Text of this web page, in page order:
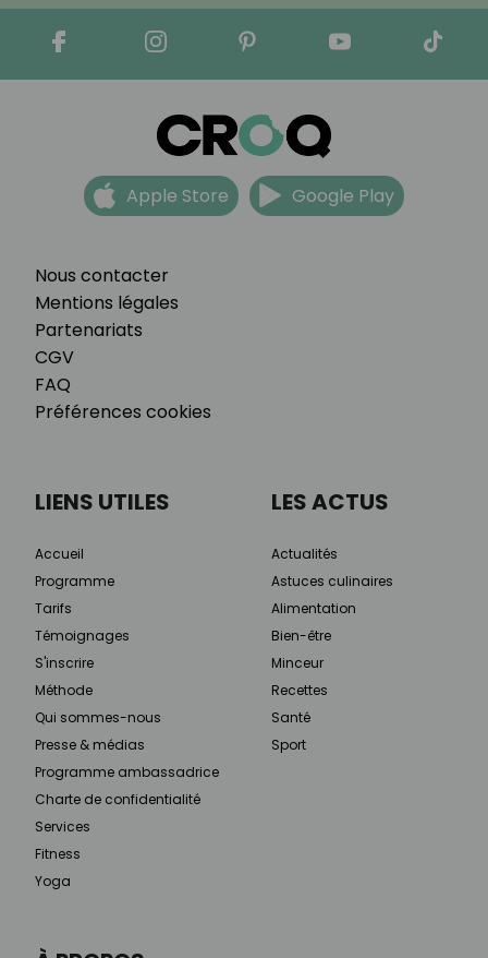
Nous contacter
Mentions légales
Partenariats
CGV
FAQ
Préférences cookies
Apple Store Google Play
LIENS UTILES
Accueil
Programme
Tarifs
Témoignages
S'inscrire
Méthode
Qui sommes-nous
Presse & médias
Programme ambassadrice
Charte de confidentialité
Services
Fitness
Yoga
LES ACTUS
Actualités
Astuces culinaires
Alimentation
Bien-être
Minceur
Recettes
Santé
Sport